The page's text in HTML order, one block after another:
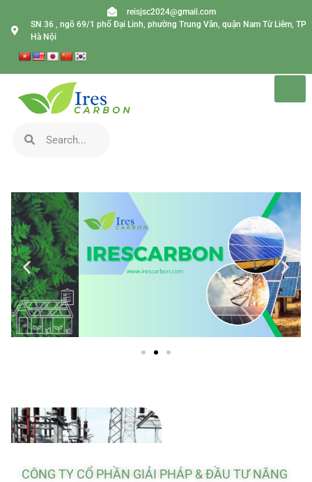
reisjsc2024@gmail.com
SN 36 , ngõ 69/1 phố Đại Linh, phường Trung Văn, quận Nam Từ Liêm, TP
Hà Nội
CÔNG TY CỔ PHẦN GIẢI PHÁP & ĐẦU TƯ NĂNG